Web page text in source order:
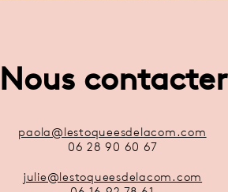
Nous contacter
paola@lestoqueesdelacom.com
06 28 90 60 67
julie@lestoqueesdelacom.com